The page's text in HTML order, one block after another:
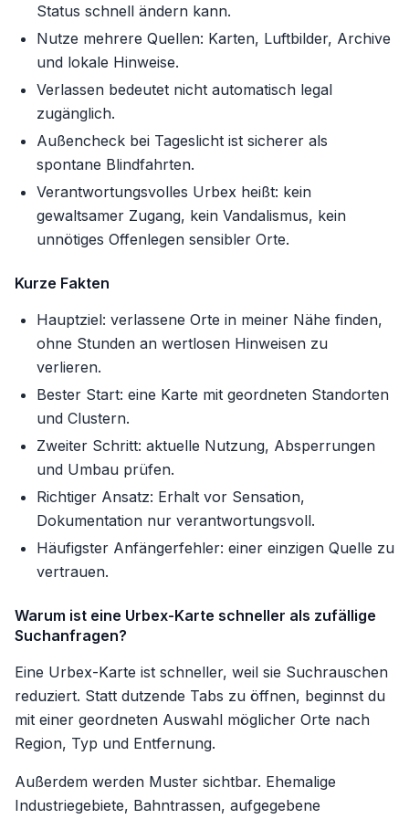
Status schnell ändern kann.
Nutze mehrere Quellen: Karten, Luftbilder, Archive
und lokale Hinweise.
Verlassen bedeutet nicht automatisch legal
zugänglich.
Außencheck bei Tageslicht ist sicherer als
spontane Blindfahrten.
Verantwortungsvolles Urbex heißt: kein
gewaltsamer Zugang, kein Vandalismus, kein
unnötiges Offenlegen sensibler Orte.
Kurze Fakten
Hauptziel: verlassene Orte in meiner Nähe finden,
ohne Stunden an wertlosen Hinweisen zu
verlieren.
Bester Start: eine Karte mit geordneten Standorten
und Clustern.
Zweiter Schritt: aktuelle Nutzung, Absperrungen
und Umbau prüfen.
Richtiger Ansatz: Erhalt vor Sensation,
Dokumentation nur verantwortungsvoll.
Häufigster Anfängerfehler: einer einzigen Quelle zu
vertrauen.
Warum ist eine Urbex-Karte schneller als zufällige
Suchanfragen?
Eine Urbex-Karte ist schneller, weil sie Suchrauschen
reduziert. Statt dutzende Tabs zu öffnen, beginnst du
mit einer geordneten Auswahl möglicher Orte nach
Region, Typ und Entfernung.
Außerdem werden Muster sichtbar. Ehemalige
Industriegebiete, Bahntrassen, aufgegebene